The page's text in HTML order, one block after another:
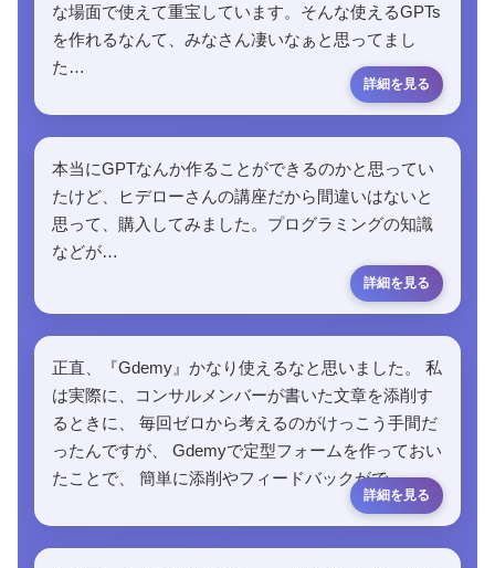
な場面で使えて重宝しています。そんな使えるGPTs
を作れるなんて、みなさん凄いなぁと思ってまし
た…
本当にGPTなんか作ることができるのかと思ってい
たけど、ヒデローさんの講座だから間違いはないと
思って、購入してみました。プログラミングの知識
などが…
正直、『Gdemy』かなり使えるなと思いました。 私
は実際に、コンサルメンバーが書いた文章を添削す
るときに、 毎回ゼロから考えるのがけっこう手間だ
ったんですが、 Gdemyで定型フォームを作っておい
たことで、 簡単に添削やフィードバックがで…